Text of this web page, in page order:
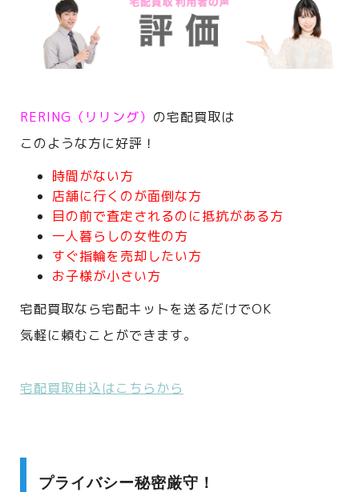
RERING（リリング） の宅配買取は
このような方に好評！
時間がない方
店舗に行くのが面倒な方
目の前で査定されるのに抵抗がある方
一人暮らしの女性の方
すぐ指輪を売却したい方
お子様が小さい方
宅配買取なら宅配キットを送るだけでOK
気軽に頼むことができます。
宅配買取申込はこちらから
プライバシー秘密厳守！